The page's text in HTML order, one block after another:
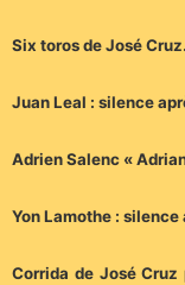
Six toros de José Cruz.
Juan Leal : silence
Adrien Salenc «
Yon Lamothe :
Corrida de José